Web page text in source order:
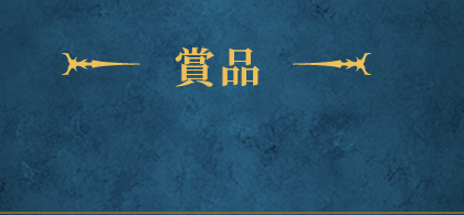
賞品